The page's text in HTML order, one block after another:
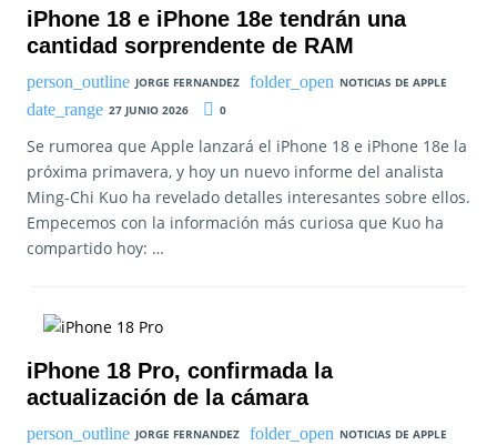
iPhone 18 e iPhone 18e tendrán una
cantidad sorprendente de RAM
JORGE FERNANDEZ
NOTICIAS DE APPLE
27 JUNIO 2026
0
Se rumorea que Apple lanzará el iPhone 18 e iPhone 18e la
próxima primavera, y hoy un nuevo informe del analista
Ming-Chi Kuo ha revelado detalles interesantes sobre ellos.
Empecemos con la información más curiosa que Kuo ha
compartido hoy: …
iPhone 18 Pro, confirmada la
actualización de la cámara
JORGE FERNANDEZ
NOTICIAS DE APPLE